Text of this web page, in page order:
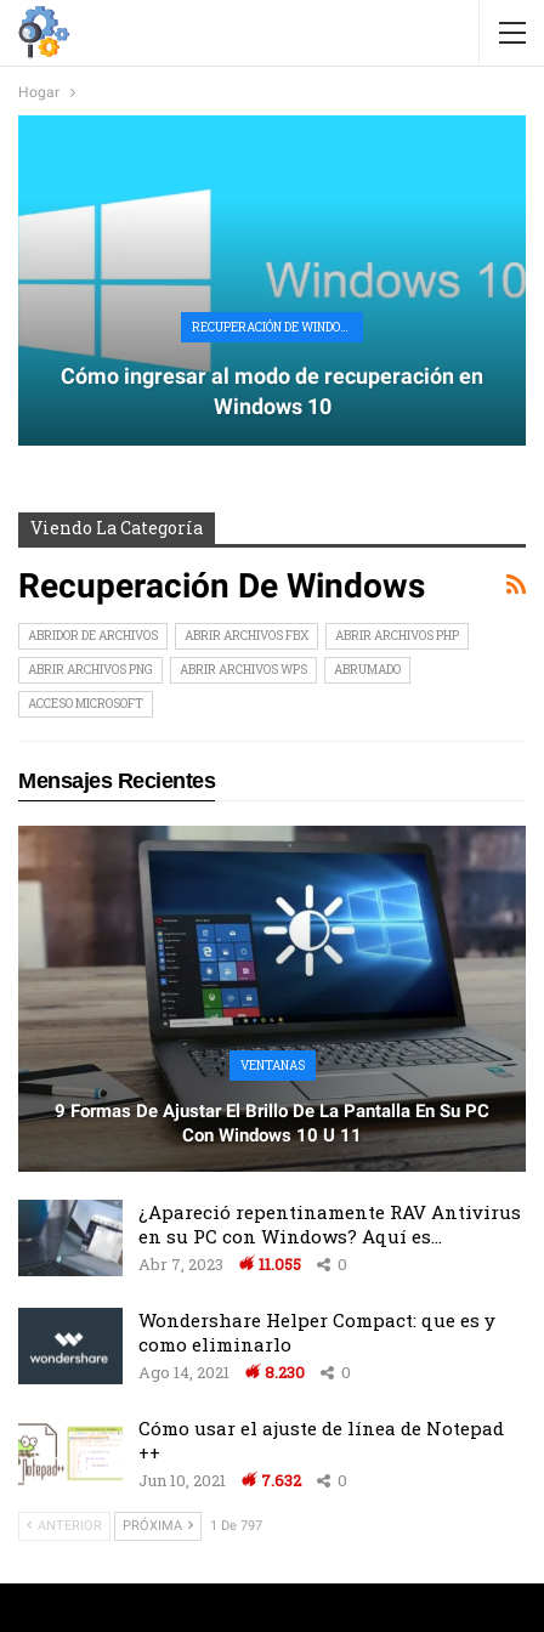
Hogar
RECUPERACIÓN DE WINDOWS
Cómo ingresar al modo de recuperación en
Windows 10
Viendo La Categoría
Recuperación De Windows
ABRIDOR DE ARCHIVOS ABRIR ARCHIVOS FBX ABRIR ARCHIVOS PHP
ABRIR ARCHIVOS PNG ABRIR ARCHIVOS WPS ABRUMADO
ACCESO MICROSOFT
Mensajes Recientes
VENTANAS
9 Formas De Ajustar El Brillo De La Pantalla En Su PC
Con Windows 10 U 11
¿Apareció repentinamente RAV Antivirus
en su PC con Windows? Aquí es…
Abr 7, 2023 11.055 0
Wondershare Helper Compact: que es y
como eliminarlo
Ago 14, 2021 8.230 0
Cómo usar el ajuste de línea de Notepad
++
Jun 10, 2021 7.632 0
ANTERIOR PRÓXIMA 1 De 797